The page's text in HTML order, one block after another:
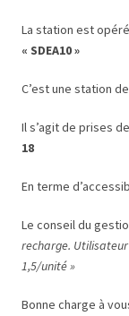
La station est
« SDEA10 »
C’est une station
Il s’agit de prises
18
En terme
Le conseil du
recharge. Utilisateur
1,5/unité »
Bonne charge à